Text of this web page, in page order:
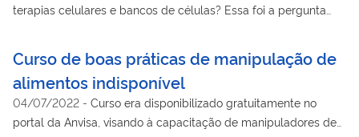
terapias celulares e bancos de células? Essa foi a pergunta
bancos de células? Essa foi a pergunta que motivou a Anvisa a
elaborar uma cartilha sobre o tema.
Curso de boas práticas de manipulação de
alimentos indisponível
04/07/2022 - Curso era disponibilizado gratuitamente no
portal da Anvisa, visando à capacitação de manipuladores de